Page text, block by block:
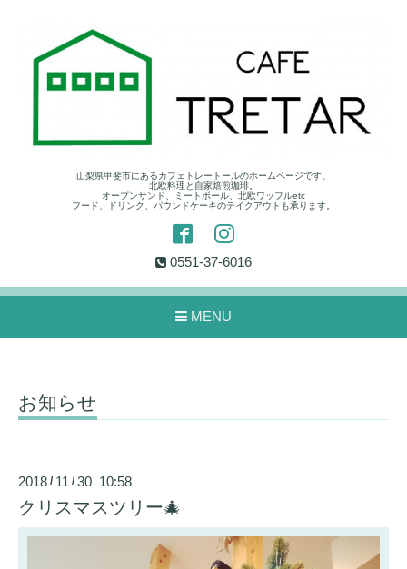
山梨県甲斐市にあるカフェトレートールのホームページです。
北欧料理と自家焙煎珈琲。
オープンサンド、ミートボール、北欧ワッフルetc
フード、ドリンク、パウンドケーキのテイクアウトも承ります。
0551-37-6016
MENU
お知らせ
2018 / 11 /30 10:58
クリスマスツリー🎄